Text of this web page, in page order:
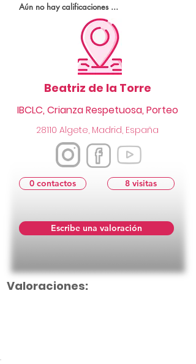
Aún no hay calificaciones ...
Beatriz de la Torre
IBCLC, Crianza Respetuosa, Porteo
28110 Algete, Madrid, España
0 contactos 8 visitas
Escribe una valoración
Valoraciones: